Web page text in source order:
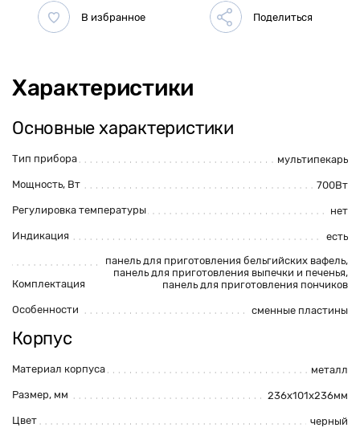
Характеристики
Основные характеристики
Тип прибора мультипекарь
Мощность, Вт 700Вт
Регулировка температуры нет
Индикация есть
Комплектация
панель для приготовления бельгийских вафель,
панель для приготовления выпечки и печенья,
панель для приготовления пончиков
Особенности сменные пластины
Корпус
Материал корпуса металл
Размер, мм 236х101х236мм
Цвет черный